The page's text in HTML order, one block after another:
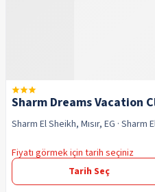
Sharm Dreams Vacation
Sharm El Sheikh, Mısır, EG · Sharm
Fiyatı görmek için tarih seçiniz
Tarih Seç